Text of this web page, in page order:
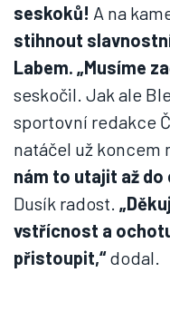
seskoků! A na
stihnout
Labem. „Musíme
seskočil. Jak ale
sportovní redakce
natáčel už koncem
nám to utajit až do
Dusík radost.
vstřícnost a
přistoupit,“dodal.